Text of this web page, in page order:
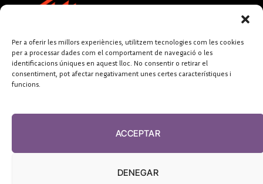
Per a oferir les millors experiències, utilitzem tecnologies com les cookies
per a processar dades com el comportament de navegació o les
identificacions úniques en aquest lloc. No consentir o retirar el
consentiment, pot afectar negativament unes certes característiques i
funcions.
ACCEPTAR
DENEGAR
FUNDACIÓ